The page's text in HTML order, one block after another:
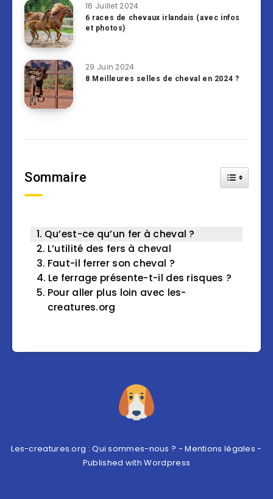
16 Juillet 2024
6 races de chevaux irlandais (avec infos
et photos)
29 Juin 2024
8 Meilleures selles de cheval en 2024 ?
Sommaire Toggle
Qu’est-ce qu’un fer à cheval ?
L’utilité des fers à cheval
Faut-il ferrer son cheval ?
Le ferrage présente-t-il des risques ?
Pour aller plus loin avec les-
creatures.org
Les-creatures.org :Qui sommes-nous ? -Mentions légales -
Published withWordpress